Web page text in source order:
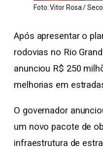
Foto: Vitor Rosa /
Após apresentar o
rodovias no Rio
anunciou R$ 250
melhorias em
O governador
um novo pacote de
infraestrutura de